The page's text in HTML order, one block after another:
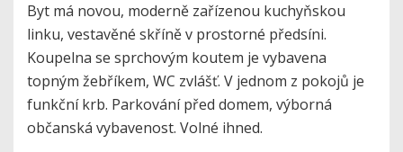
Byt má novou, moderně zařízenou kuchyňskou
linku, vestavěné skříně v prostorné předsíni.
Koupelna se sprchovým koutem je vybavena
topným žebříkem, WC zvlášť. V jednom z pokojů je
funkční krb. Parkování před domem, výborná
občanská vybavenost. Volné ihned.